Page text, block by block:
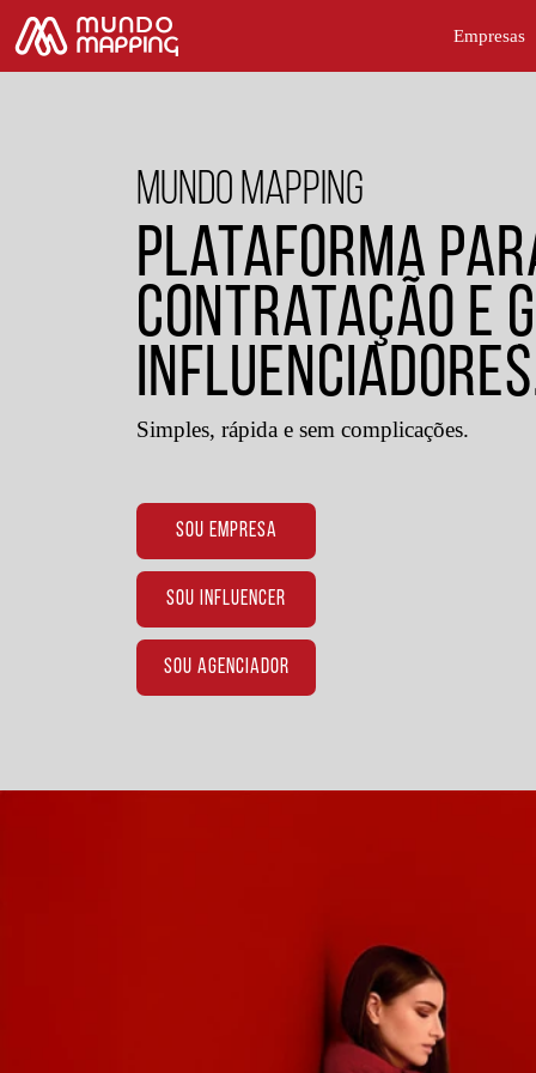
Empresas
MUNDO MAPPING
Plataforma
Contratação e
Simples, rápida e sem complicações.
SOU EMPRESA
SOU INFLUENCER
SOU AGENCIADOR